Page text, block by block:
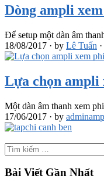
Dòng ampli
Để setup một dàn âm
18/08/2017 · by Lê Tuấn ·
Lựa chọn ampli
Một dàn âm thanh xem
17/06/2017 · by
Bài Viết Gần Nhất